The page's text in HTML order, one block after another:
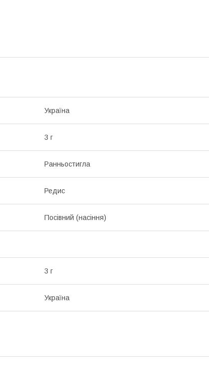
Україна
3 г
Ранньостигла
Редис
Посівний (насіння)
3 г
Україна